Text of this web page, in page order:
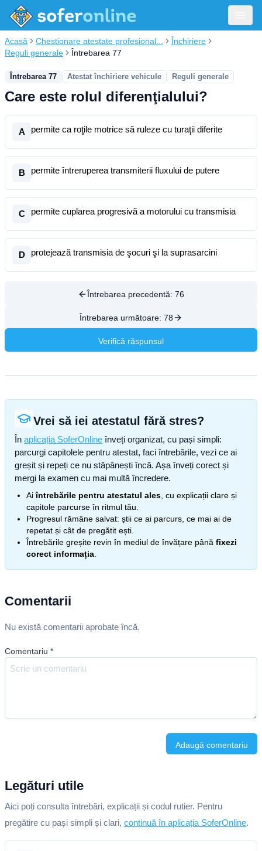
Acasă Chestionare atestate profesional...
Închiriere
Reguli generale
Întrebarea 77
Întrebarea 77 Atestat închiriere vehicule Reguli generale
Care este rolul diferenţialului?
A permite ca roţile motrice să ruleze cu turaţii diferite
B permite întreruperea transmiterii fluxului de putere
C permite cuplarea progresivă a motorului cu transmisia
D protejează transmisia de şocuri şi la suprasarcini
Întrebarea precedentă: 76
Întrebarea următoare: 78
Verifică răspunsul
Vrei să iei atestatul fără stres?
În aplicația SoferOnline înveți organizat, cu pași simpli:
parcurgi capitolele pentru atestat, faci întrebările, vezi ce ai
greșit și repeți ce nu stăpânești încă. Așa înveți corect și
mergi la examen cu mai multă încredere.
Aiîntrebările pentru atestatul ales , cu explicații clare și
capitole parcurse în ritmul tău.
Progresul rămâne salvat: știi ce ai parcurs, ce mai ai de
repetat și cât de pregătit ești.
Întrebările greșite revin în mediul de învățare până fixezi
corect informația
Comentarii
Nu există comentarii aprobate încă.
Comentariu *
Adaugă comentariu
Legături utile
Aici poți consulta întrebări, explicații și codul rutier. Pentru
pregătire cu pași simpli și clari, continuă în aplicația SoferOnline.